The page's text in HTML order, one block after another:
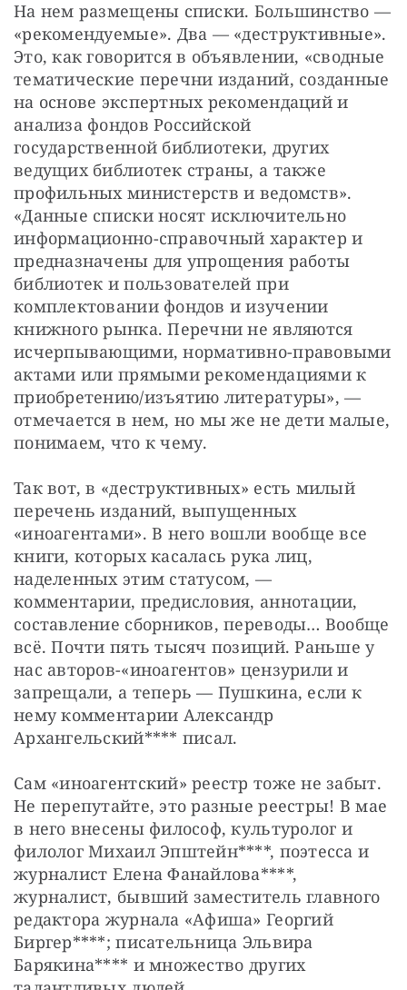
На нем размещены списки. Большинство —
«рекомендуемые». Два — «деструктивные».
Это, как говорится в объявлении, «сводные
тематические перечни изданий, созданные
на основе экспертных рекомендаций и
анализа фондов Российской
государственной библиотеки, других
ведущих библиотек страны, а также
профильных министерств и ведомств».
«Данные списки носят исключительно
информационно-справочный характер и
предназначены для упрощения работы
библиотек и пользователей при
комплектовании фондов и изучении
книжного рынка. Перечни не являются
исчерпывающими, нормативно-правовыми
актами или прямыми рекомендациями к
приобретению/изъятию литературы», —
отмечается в нем, но мы же не дети малые,
понимаем, что к чему.
Так вот, в «деструктивных» есть милый
перечень изданий, выпущенных
«иноагентами». В него вошли вообще все
книги, которых касалась рука лиц,
наделенных этим статусом, —
комментарии, предисловия, аннотации,
составление сборников, переводы… Вообще
всё. Почти пять тысяч позиций. Раньше у
нас авторов-«иноагентов» цензурили и
запрещали, а теперь — Пушкина, если к
нему комментарии Александр
Архангельский**** писал.
Сам «иноагентский» реестр тоже не забыт.
Не перепутайте, это разные реестры! В мае
в него внесены философ, культуролог и
филолог Михаил Эпштейн****, поэтесса и
журналист Елена Фанайлова****,
журналист, бывший заместитель главного
редактора журнала «Афиша» Георгий
Биргер****; писательница Эльвира
Барякина**** и множество других